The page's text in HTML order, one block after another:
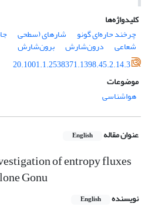
کلیدواژه‌ها
چرخند حاره‌ای گونو
شارهای (سطحی
شعاعی درون‌شارش
برون‌شارش
20.1001.1.2538371.1398.45.2.14.3
موضوعات
هواشناسی
عنوان مقاله English
of entropy fluxes
Gonu
نویسنده English